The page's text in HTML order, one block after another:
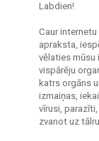
Labdien!
Caur
apraksta,
vēlaties mūsu
vispārēju
katrs orgāns
izmaiņas,
vīrusi,
zvanot uz